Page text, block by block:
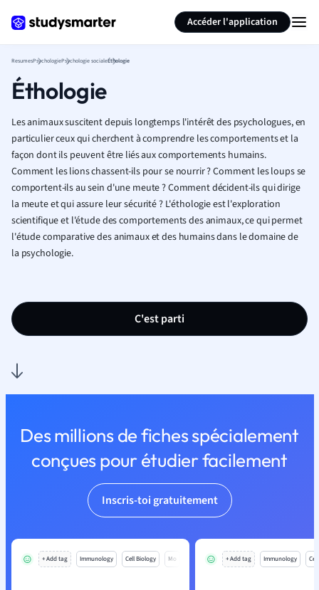
Accéder l'application
ResumesPsychologiePsychologie socialeÉthologie
Éthologie
Les animaux suscitent depuis longtemps l'intérêt des psychologues, en
particulier ceux qui cherchent à comprendre les comportements et la
façon dont ils peuvent être liés aux comportements humains.
Comment les lions chassent-ils pour se nourrir ? Comment les loups se
comportent-ils au sein d'une meute ? Comment décident-ils qui dirige
la meute et qui assure leur sécurité ? L'éthologie est l'exploration
scientifique et l'étude des comportements des animaux, ce qui permet
l'étude comparative des animaux et des humains dans le domaine de
la psychologie.
C'est parti
Des millions de fiches spécialement
conçues pour étudier facilement
Inscris-toi gratuitement
+ Add tag Immunology Cell Biology Mo + Add tag Immunology
Résumer la page